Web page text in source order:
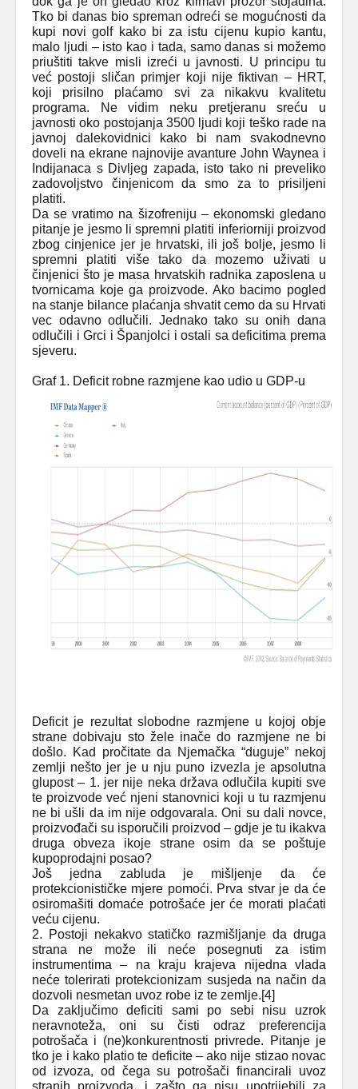
Tko bi danas bio spreman odreći se mogućnosti da
kupi novi golf kako bi za istu cijenu kupio kantu,
malo ljudi – isto kao i tada, samo danas si možemo
priuštiti takve misli izreći u javnosti. U principu tu
već postoji sličan primjer koji nije fiktivan – HRT,
koji prisilno plaćamo svi za nikakvu kvalitetu
programa. Ne vidim neku pretjeranu sreću u
javnosti oko postojanja 3500 ljudi koji teško rade na
javnoj dalekovidnici kako bi nam svakodnevno
doveli na ekrane najnovije avanture John Waynea i
Indijanaca s Divljeg zapada, isto tako ni preveliko
zadovoljstvo činjenicom da smo za to prisiljeni
platiti.
Da se vratimo na šizofreniju – ekonomski gledano
pitanje je jesmo li spremni platiti inferiorniji proizvod
zbog cinjenice jer je hrvatski, ili još bolje, jesmo li
spremni platiti više tako da mozemo uživati u
činjenici što je masa hrvatskih radnika zaposlena u
tvornicama koje ga proizvode. Ako bacimo pogled
na stanje bilance plaćanja shvatit cemo da su Hrvati
vec odavno odlučili. Jednako tako su onih dana
odlučili i Grci i Španjolci i ostali sa deficitima prema
sjeveru.
Graf 1. Deficit robne razmjene kao udio u GDP-u
Deficit je rezultat slobodne razmjene u kojoj obje
strane dobivaju sto žele inače do razmjene ne bi
došlo. Kad pročitate da Njemačka “duguje” nekoj
zemlji nešto jer je u nju puno izvezla je apsolutna
glupost – 1. jer nije neka država odlučila kupiti sve
te proizvode već njeni stanovnici koji u tu razmjenu
ne bi ušli da im nije odgovarala. Oni su dali novce,
proizvođači su isporučili proizvod – gdje je tu ikakva
druga obveza ikoje strane osim da se poštuje
kupoprodajni posao?
Još jedna zabluda je mišljenje da će
protekcionističke mjere pomoći. Prva stvar je da će
osiromašiti domaće potrošaće jer će morati plaćati
veću cijenu.
2. Postoji nekakvo statičko razmišljanje da druga
strana ne može ili neće posegnuti za istim
instrumentima – na kraju krajeva nijedna vlada
neće tolerirati protekcionizam susjeda na način da
dozvoli nesmetan uvoz robe iz te zemlje.[4]
Da zaključimo deficiti sami po sebi nisu uzrok
neravnoteža, oni su čisti odraz preferencija
potrošača i (ne)konkurentnosti privrede. Pitanje je
tko je i kako platio te deficite – ako nije stizao novac
od izvoza, od čega su potrošači financirali uvoz
stranih proizvoda, i zašto ga nisu upotrijebili za